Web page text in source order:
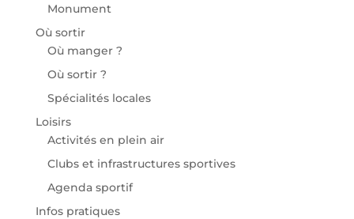
Monument
Où sortir
Où manger ?
Où sortir ?
Spécialités locales
Loisirs
Activités en plein air
Clubs et infrastructures sportives
Agenda sportif
Infos pratiques